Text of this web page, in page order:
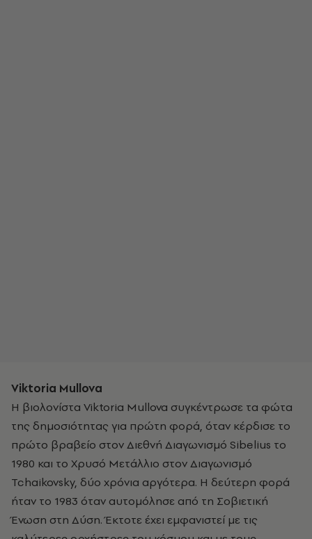
Viktoria Mullova
Η βιολονίστα Viktoria Mullova συγκέντρωσε τα φώτα
της δημοσιότητας για πρώτη φορά, όταν κέρδισε το
πρώτο βραβείο στον Διεθνή Διαγωνισμό Sibelius το
1980 και το Χρυσό Μετάλλιο στον Διαγωνισμό
Tchaikovsky, δύο χρόνια αργότερα. Η δεύτερη φορά
ήταν το 1983 όταν αυτομόλησε από τη Σοβιετική
Ένωση στη Δύση. Έκτοτε έχει εμφανιστεί με τις